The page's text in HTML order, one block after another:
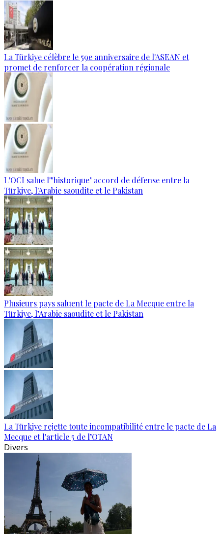
La Türkiye célèbre le 59e anniversaire de l'ASEAN et
promet de renforcer la coopération régionale
L'OCI salue l'"historique" accord de défense entre la
Türkiye, l'Arabie saoudite et le Pakistan
Plusieurs pays saluent le pacte de La Mecque entre la
Türkiye, l’Arabie saoudite et le Pakistan
La Türkiye rejette toute incompatibilité entre le pacte de La
Mecque et l'article 5 de l’OTAN
Divers